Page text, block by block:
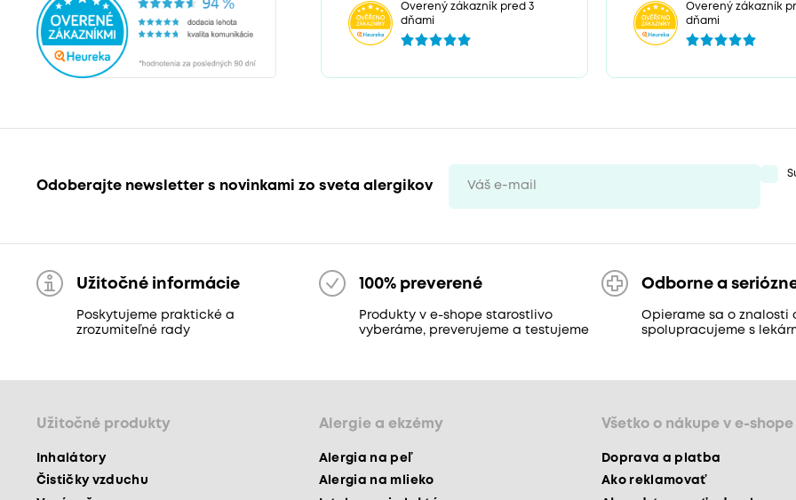
Overený zákazník pred 3
dňami
Overený zákazník
dňami
Odoberajte newsletter s novinkami zo sveta alergikov
Užitočné informácie
Poskytujeme praktické a
zrozumiteľné rady
100% preverené
Produkty v e-shope starostlivo
vyberáme, preverujeme a testujeme
Odborne a
Opierame sa o znalosti
spolupracujeme s
Užitočné produkty
Inhalátory
Čističky vzduchu
Alergie a ekzémy
Alergia na peľ
Alergia na mlieko
Všetko o nákupe v e-shope
Doprava a platba
Ako reklamovať